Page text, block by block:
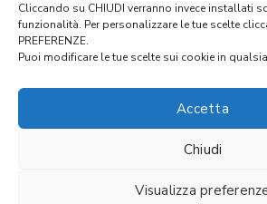
Cliccando su CHIUDI verranno invece installati
funzionalità. Per personalizzare le tue scelte
PREFERENZE.
Puoi modificare le tue scelte sui cookie in
Accetta
Chiudi
Visualizza
Bağlantılar: